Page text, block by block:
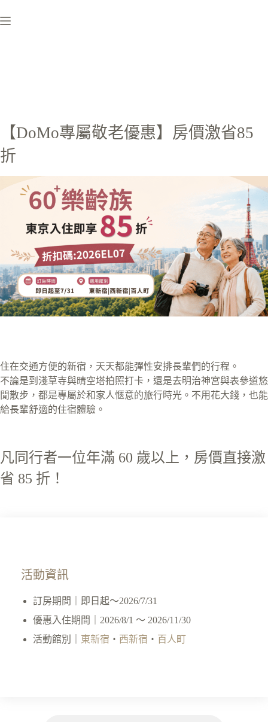
至
【DoMo專屬敬老優惠】房價激省85
折
住在交通方便的新宿，天天都能彈性安排長輩們的行程。
不論是到淺草寺與晴空塔拍照打卡，還是去明治神宮與表參道悠
閒散步，都是專屬於和家人愜意的旅行時光。不用花大錢，也能
給長輩舒適的住宿體驗。
凡同行者一位年滿 60 歲以上，房價直接激
省 85 折！
活動資訊
訂房期間｜即日起～2026/7/31
優惠入住期間｜2026/8/1 ～ 2026/11/30
活動館別｜ 東新宿 ・ 西新宿 ・ 百人町